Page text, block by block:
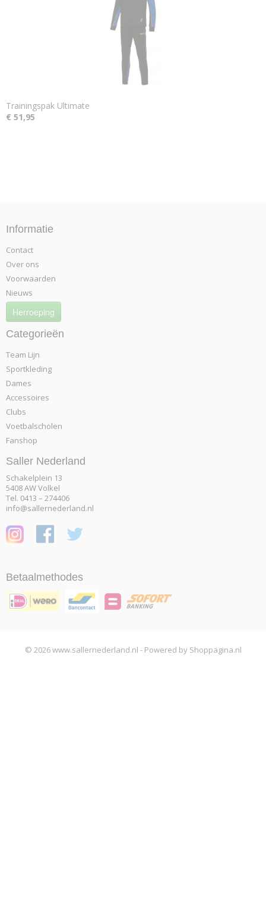
Trainingspak Ultimate
€ 51,95
Informatie
Contact
Over ons
Voorwaarden
Nieuws
Herroeping
Categorieën
Team Lijn
Sportkleding
Dames
Accessoires
Clubs
Voetbalscholen
Fanshop
Saller Nederland
Schakelplein 13
5408 AW Volkel
Tel. 0413 – 274406
info@sallernederland.nl
Betaalmethodes
© 2026 www.sallernederland.nl - Powered by Shoppagina.nl